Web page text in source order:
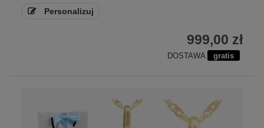
Personalizuj
999,00 zł
DOSTAWA gratis